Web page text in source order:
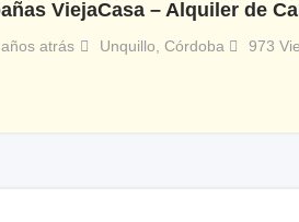
ViejaCasa – Alquiler de
atrás Unquillo Córdoba 973